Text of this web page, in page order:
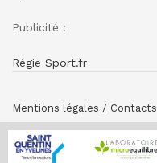
Publicité :
Régie Sport.fr
Mentions légales / Contacts
© SPONSORING.FR